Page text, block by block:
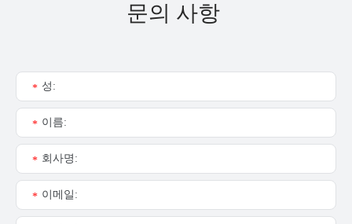
문의 사항
성:
*
이름:
*
회사명:
*
이메일:
*